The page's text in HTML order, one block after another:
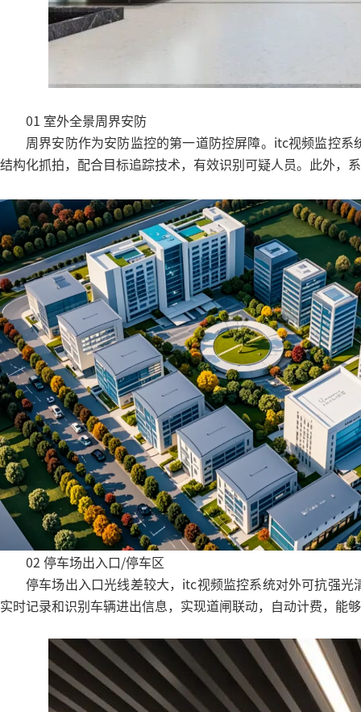
01 室外全景周界安防
周界安防作为安防监控的第一道防控屏障。itc视频监控
结构化抓拍，配合目标追踪技术，有效识别可疑人员。此外，
02 停车场出入口/停车区
停车场出入口光线差较大，itc视频监控系统对外可抗强
实时记录和识别车辆进出信息，实现道闸联动，自动计费，能